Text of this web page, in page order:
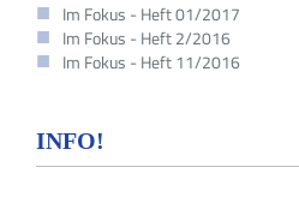
Im Fokus - Heft 01/2017
Im Fokus - Heft 2/2016
Im Fokus - Heft 11/2016
INFO!